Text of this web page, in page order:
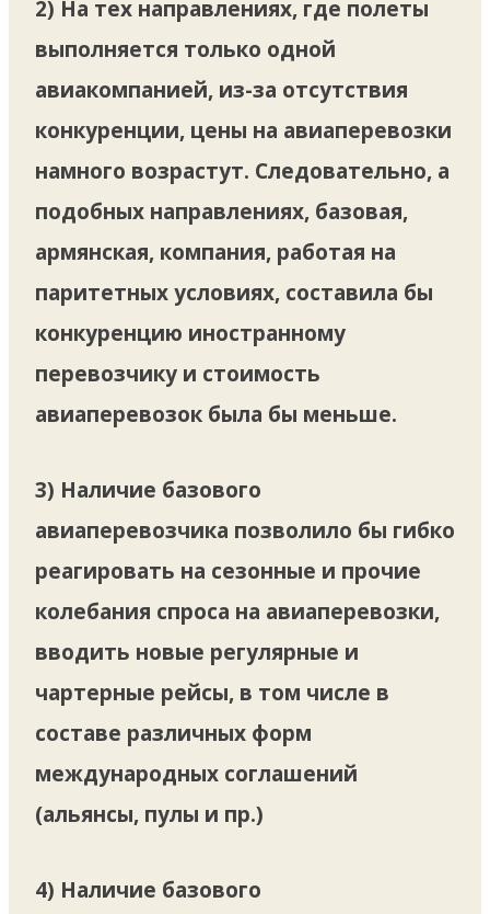
2) На тех направлениях, где полеты
выполняется только одной
авиакомпанией, из-за отсутствия
конкуренции, цены на авиаперевозки
намного возрастут. Следовательно, а
подобных направлениях, базовая,
армянская, компания, работая на
паритетных условиях, составила бы
конкуренцию иностранному
перевозчику и стоимость
авиаперевозок была бы меньше.
3) Наличие базового
авиаперевозчика позволило бы гибко
реагировать на сезонные и прочие
колебания спроса на авиаперевозки,
вводить новые регулярные и
чартерные рейсы, в том числе в
составе различных форм
международных соглашений
(альянсы, пулы и пр.)
4) Наличие базового